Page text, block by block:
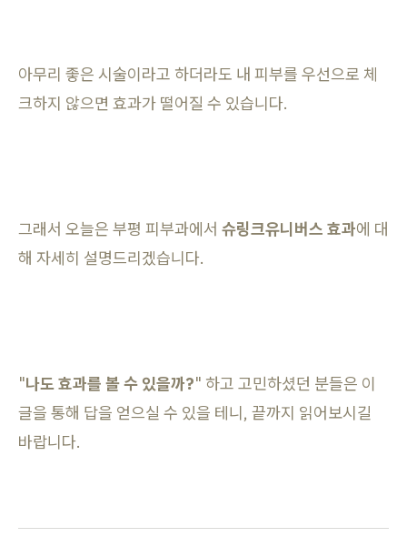
아무리 좋은 시술이라고 하더라도 내 피부를 우선으로 체
크하지 않으면 효과가 떨어질 수 있습니다.
그래서 오늘은 부평 피부과에서 슈링크유니버스 효과에 대
해 자세히 설명드리겠습니다.
"나도 효과를 볼 수 있을까?" 하고 고민하셨던 분들은 이
글을 통해 답을 얻으실 수 있을 테니, 끝까지 읽어보시길
바랍니다.